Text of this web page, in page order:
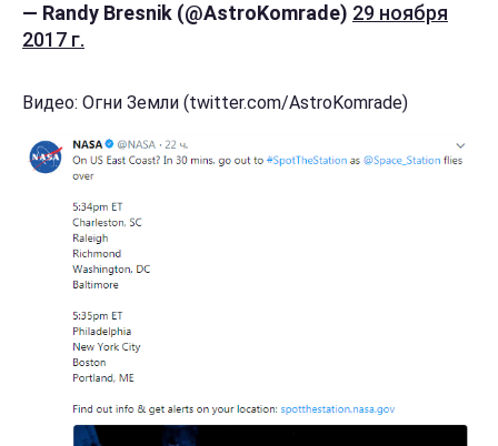
— Randy Bresnik (@AstroKomrade) 29 ноября
2017 г.
Видео: Огни Земли (twitter.com/AstroKomrade)